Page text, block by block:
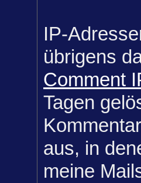
IP-
übrigens
Comment
Tagen
aus, in
meine